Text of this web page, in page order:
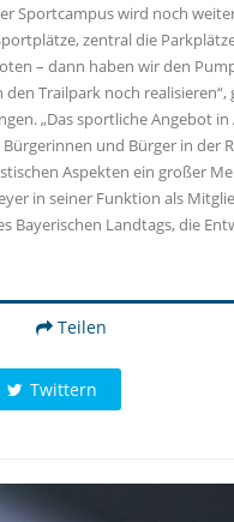
Sportcampus wird noch
zentral die
– dann haben wir den
Trailpark noch realisieren“,
„Das sportliche Angebot in
und Bürger in der
Aspekten ein großer
in seiner Funktion als
Bayerischen Landtags, die
Teilen
Twittern